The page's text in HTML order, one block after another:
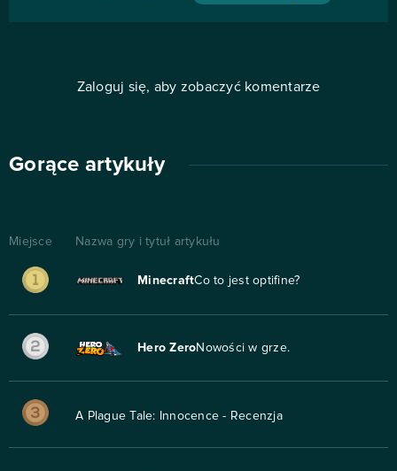
Zaloguj się, aby zobaczyć komentarze
Gorące artykuły
Miejsce Nazwa gry i tytuł artykułu
MinecraftCo to jest optifine?
Hero ZeroNowości w grze.
A Plague Tale: Innocence - Recenzja